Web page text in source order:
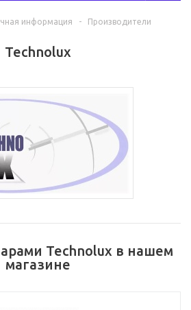
информация - Производители
Technolux
Technolux в нашем
магазине